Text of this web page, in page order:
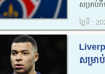
សម្រាប់កី
ថ្ងៃទី :
សម្រា